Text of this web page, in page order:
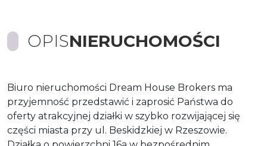
OPISNIERUCHOMOŚCI
Biuro nieruchomości Dream House Brokers ma
przyjemność przedstawić i zaprosić Państwa do
oferty atrakcyjnej działki w szybko rozwijającej się
części miasta przy ul. Beskidzkiej w Rzeszowie.